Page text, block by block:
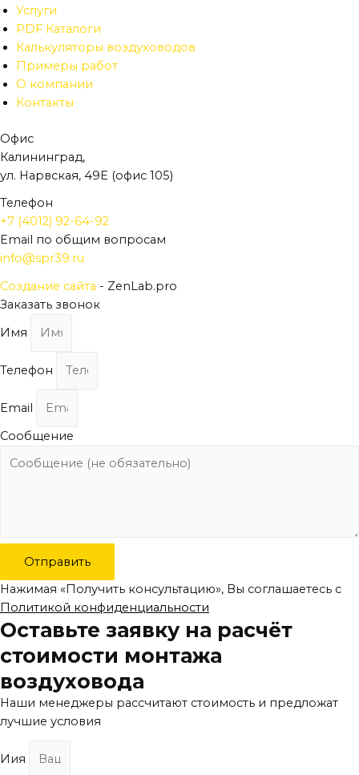
Услуги
PDF Каталоги
Калькуляторы воздуховодов
Примеры работ
О компании
Контакты
Офис
Калининград,
ул. Нарвская, 49Е (офис 105)
Телефон
+7 (4012) 92-64-92
Email по общим вопросам
info@spr39.ru
Создание сайта - ZenLab.pro
Заказать звонок
Имя
Телефон
Email
Сообщение
Отправить
Нажимая «Получить консультацию», Вы соглашаетесь с
Политикой конфиденциальности
Оставьте заявку на расчёт
стоимости монтажа
воздуховода
Наши менеджеры рассчитают стоимость и предложат
лучшие условия
Иия